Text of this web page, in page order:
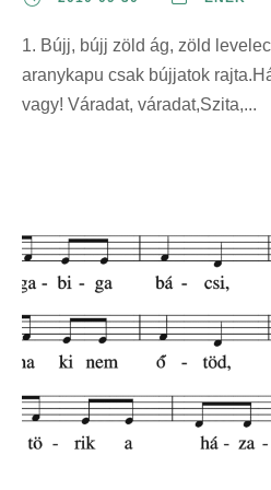
1. Bújj, bújj zöld ág, zöld
aranykapu csak bújjatok
vagy! Váradat, váradat,Szita,...